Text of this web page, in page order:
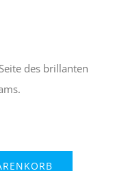
des brillanten